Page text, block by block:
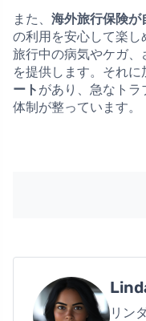
また、 海外旅行保険が
の利用を安心して楽し
旅行中の病気やケガ
を提供します。それに
ート があり、急なトラ
体制が整っています。
リン